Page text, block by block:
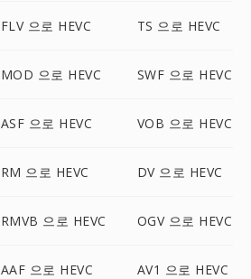
FLV 으로 HEVC TS 으로 HEVC
MOD 으로 HEVC SWF 으로 HEVC
ASF 으로 HEVC VOB 으로 HEVC
RM 으로 HEVC DV 으로 HEVC
RMVB 으로 HEVC OGV 으로 HEVC
AAF 으로 HEVC AV1 으로 HEVC